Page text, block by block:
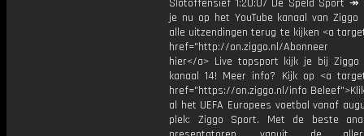
Slotoffensief 1:20:07 De Speld Sport ↠
je nu op het YouTube kanaal van
alle uitzendingen terug te kijken <a
href="http://on.ziggo.nl/
hier</a> Live topsport kijk je bij
kanaal 14! Meer info? Kijk op <a
href="https://on.ziggo.nl/info
al het UEFA Europees voetbal vanaf
plek: Ziggo Sport. Met de beste